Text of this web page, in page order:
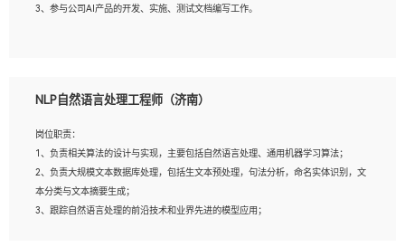
3、参与公司AI产品的开发、实施、测试文档编写工作。
验的更佳；
3、熟悉数据库开发，熟悉Mysql、Oracle、MongoDb数据库应用开发其中一种；
4、熟悉Python Wed框架（Django/Flask...）代码能力优秀，熟悉编码规范和具备
良好的文档编写能力）；
5、沟通表达能力强，具备团队协作能力。
NLP自然语言处理工程师（济南）
岗位职责：
1、负责相关算法的设计与实现，主要包括自然语言处理、通用机器学习算法；
2、负责大规模文本数据库处理，包括生文本预处理，句法分析，命名实体识别，文
本分类与文本摘要生成；
3、跟踪自然语言处理的前沿技术和业界先进的模型应用；